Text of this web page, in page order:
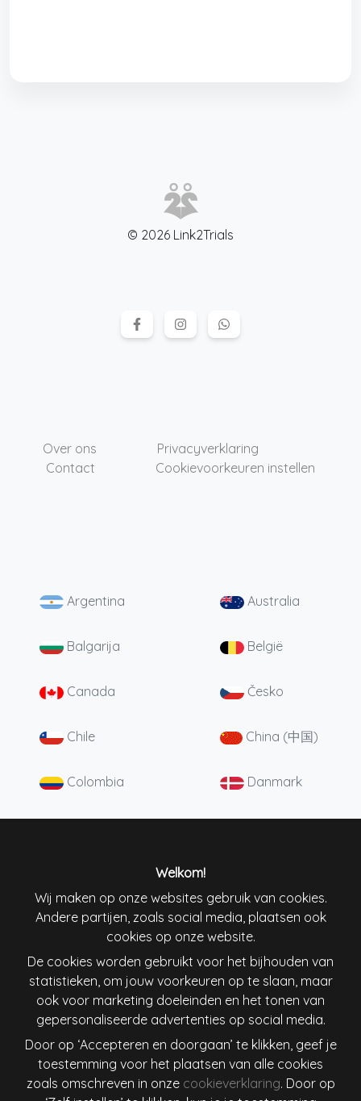
© 2026 Link2Trials
Over ons
Privacyverklaring
Contact
Cookievoorkeuren instellen
Argentina Australia
Balgarija België
Canada Česko
Chile China (中国)
Colombia Danmark
Ireland Italiana
Lietuva Magyarország
Nederland New Zealand
Österreich Polska
Schweiz Singapore
Welkom!
Wij maken op onze websites gebruik van cookies.
Andere partijen, zoals social media, plaatsen ook
cookies op onze website.
De cookies worden gebruikt voor het bijhouden van
statistieken, om jouw voorkeuren op te slaan, maar
ook voor marketing doeleinden en het tonen van
gepersonaliseerde advertenties op social media.
Door op ‘Accepteren en doorgaan’ te klikken, geef je
toestemming voor het plaatsen van alle cookies
zoals omschreven in onze cookieverklaring. Door op